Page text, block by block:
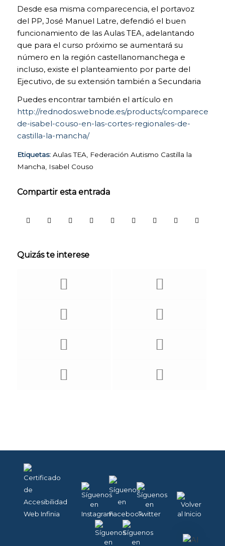
Desde esa misma comparecencia, el portavoz
del PP, José Manuel Latre, defendió el buen
funcionamiento de las Aulas TEA, adelantando
que para el curso próximo se aumentará su
número en la región castellanomanchega e
incluso, existe el planteamiento por parte del
Ejecutivo, de su extensión también a Secundaria
Puedes encontrar también el artículo en
http://rednodos.webnode.es/products/
de-isabel-couso-en-las-cortes-regionales-de-
castilla-la-mancha/
Etiquetas: Aulas TEA
Federación Autismo Castilla la
Mancha
Isabel Couso
Compartir esta entrada
Quizás te interese
COOKIES DE
ANÁLISIS. Para
continua de
nuestra página
web. Puedes
activarlas o
desactivarlas.
Las cookies de
análisis nos
permiten
estudiar la
navegación de
nuestra página
web en general
de la página son
usan más y si
etc.). A partir de
la información
la navegación en
nuestra página
mejorar tanto el
nuestra página
web funcione
mejor,
adaptándose a
nuestros
usuarios en
general.